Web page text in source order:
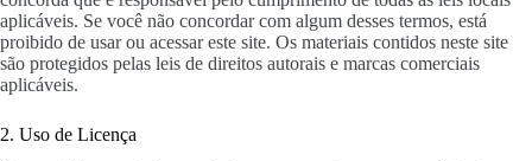
aplicáveis. Se você não concordar com algum desses termos, está
proibido de usar ou acessar este site. Os materiais contidos neste site
são protegidos pelas leis de direitos autorais e marcas comerciais
aplicáveis.
2. Uso de Licença